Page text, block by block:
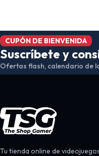
CUPÓN DE BIENVENIDA
Suscríbete y
Ofertas flash, calendario de
Tu tienda online de